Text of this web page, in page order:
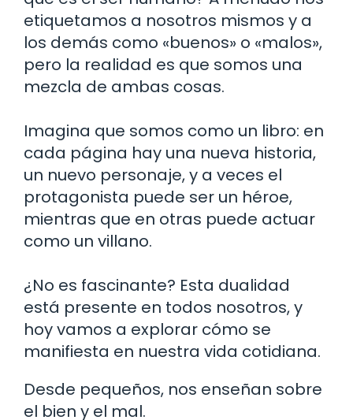
etiquetamos a nosotros mismos y a
los demás como «buenos» o «malos»,
pero la realidad es que somos una
mezcla de ambas cosas.
Imagina que somos como un libro: en
cada página hay una nueva historia,
un nuevo personaje, y a veces el
protagonista puede ser un héroe,
mientras que en otras puede actuar
como un villano.
¿No es fascinante? Esta dualidad
está presente en todos nosotros, y
hoy vamos a explorar cómo se
manifiesta en nuestra vida cotidiana.
Desde pequeños, nos enseñan sobre
el bien y el mal.